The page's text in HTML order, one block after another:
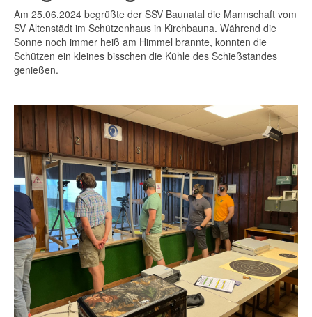
Am 25.06.2024 begrüßte der SSV Baunatal die Mannschaft vom
SV Altenstädt im Schützenhaus in Kirchbauna. Während die
Sonne noch immer heiß am Himmel brannte, konnten die
Schützen ein kleines bisschen die Kühle des Schießstandes
genießen.